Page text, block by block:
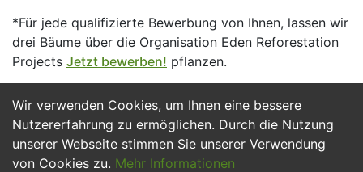
Wir verwenden Cookies, um Ihnen eine bessere
Nutzererfahrung zu ermöglichen. Durch die Nutzung
unserer Webseite stimmen Sie unserer Verwendung
von Cookies zu. Mehr Informationen
*Für jede qualifizierte Bewerbung von Ihnen, lassen wir
drei Bäume über die Organisation Eden Reforestation
Projects Jetzt bewerben! pflanzen.
Jetzt Bewerben